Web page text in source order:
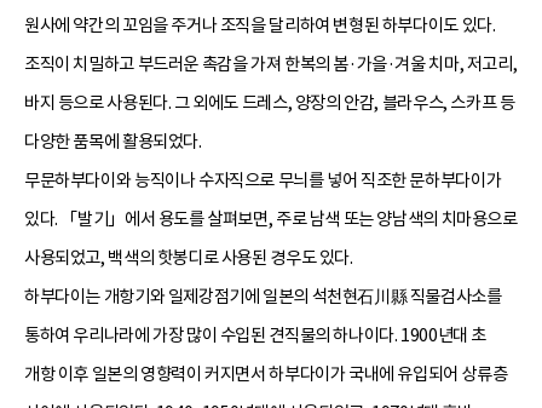
원사에 약간의 꼬임을 주거나 조직을 달리하여 변형된 하부다이도 있다.
조직이 치밀하고 부드러운 촉감을 가져 한복의 봄·가을·겨울 치마, 저고리,
바지 등으로 사용된다. 그 외에도 드레스, 양장의 안감, 블라우스, 스카프 등
다양한 품목에 활용되었다.
무문하부다이와 능직이나 수자직으로 무늬를 넣어 직조한 문하부다이가
있다. 「발기」에서 용도를 살펴보면, 주로 남색 또는 양남색의 치마용으로
사용되었고, 백색의 핫봉디로 사용된 경우도 있다.
하부다이는 개항기와 일제강점기에 일본의 석천현石川縣 직물검사소를
통하여 우리나라에 가장 많이 수입된 견직물의 하나이다. 1900년대 초
개항 이후 일본의 영향력이 커지면서 하부다이가 국내에 유입되어 상류층